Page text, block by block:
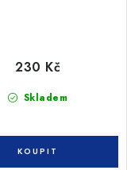
Skladem
230 Kč